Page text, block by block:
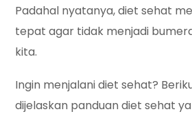
Padahal nyatanya, diet sehat
tepat agar tidak menjadi
kita.
Ingin menjalani diet sehat?
dijelaskan panduan diet sehat